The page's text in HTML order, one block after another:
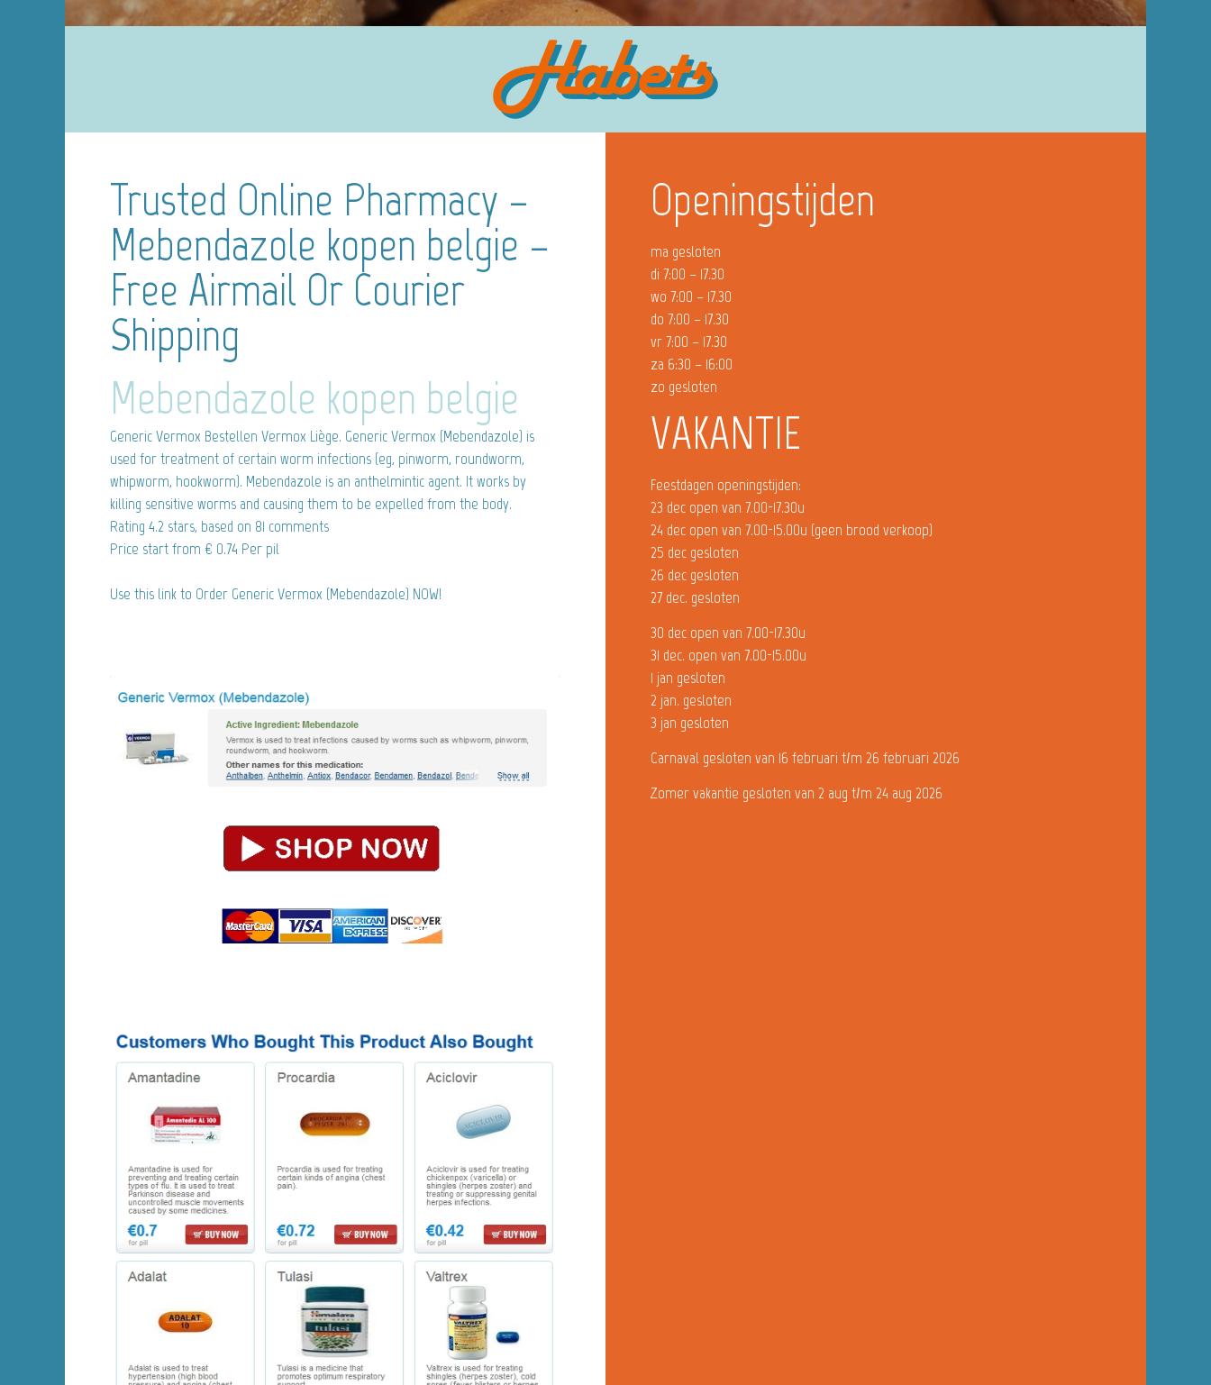
Trusted Online Pharmacy –
Mebendazole kopen belgie –
Free Airmail Or Courier
Shipping
Mebendazole kopen belgie
Generic Vermox Bestellen Vermox Liège. Generic Vermox (Mebendazole) is
used for treatment of certain worm infections (eg, pinworm, roundworm,
whipworm, hookworm). Mebendazole is an anthelmintic agent. It works by
killing sensitive worms and causing them to be expelled from the body.
Rating 4.2 stars, based on 81 comments
Price start from € 0.74 Per pil
Use this link to Order Generic Vermox (Mebendazole) NOW!
Openingstijden
ma gesloten
di 7:00 – 17.30
wo 7:00 – 17.30
do 7:00 – 17.30
vr 7:00 – 17.30
za 6:30 – 16:00
zo gesloten
VAKANTIE
Feestdagen openingstijden:
23 dec open van 7.00-17.30u
24 dec open van 7.00-15.00u (geen brood verkoop)
25 dec gesloten
26 dec gesloten
27 dec. gesloten
30 dec open van 7.00-17.30u
31 dec. open van 7.00-15.00u
1 jan gesloten
2 jan. gesloten
3 jan gesloten
Carnaval gesloten van 16 februari t/m 26 februari 2026
Zomer vakantie gesloten van 2 aug t/m 24 aug 2026